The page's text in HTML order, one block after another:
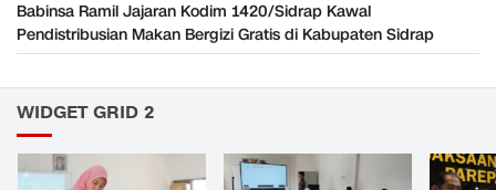
Babinsa Ramil Jajaran Kodim 1420/Sidrap Kawal
Pendistribusian Makan Bergizi Gratis di Kabupaten Sidrap
WIDGET GRID 2